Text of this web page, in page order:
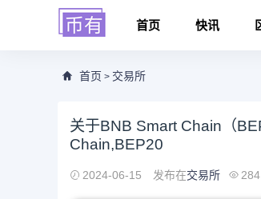
首页 快讯
首页 > 交易所
关于BNB Smart Chain（
Chain,BEP20
2024-06-15 发布在交易所 284